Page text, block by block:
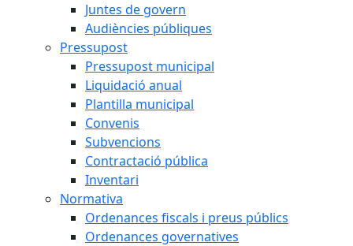
Juntes de govern
Audiències públiques
Pressupost
Pressupost municipal
Liquidació anual
Plantilla municipal
Convenis
Subvencions
Contractació pública
Inventari
Normativa
Ordenances fiscals i preus públics
Ordenances governatives